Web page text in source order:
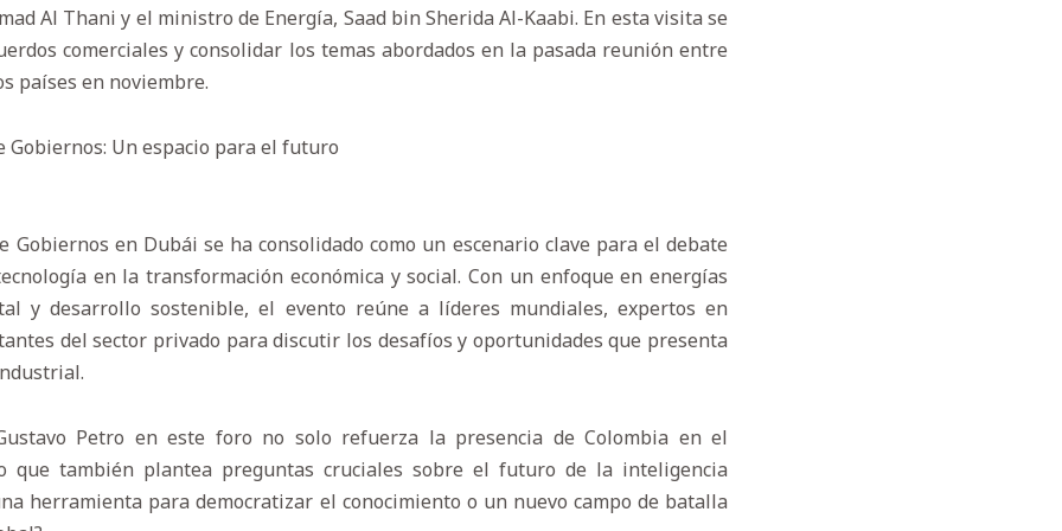
Al Thani y el ministro de Energía, Saad bin Sherida Al-Kaabi. En esta visita se
comerciales y consolidar los temas abordados en la pasada reunión entre
países en noviembre.
Gobiernos: Un espacio para el futuro
Gobiernos en Dubái se ha consolidado como un escenario clave para el debate
en la transformación económica y social. Con un enfoque en energías
y desarrollo sostenible, el evento reúne a líderes mundiales, expertos en
del sector privado para discutir los desafíos y oportunidades que presenta
Petro en este foro no solo refuerza la presencia de Colombia en el
que también plantea preguntas cruciales sobre el futuro de la inteligencia
herramienta para democratizar el conocimiento o un nuevo campo de batalla